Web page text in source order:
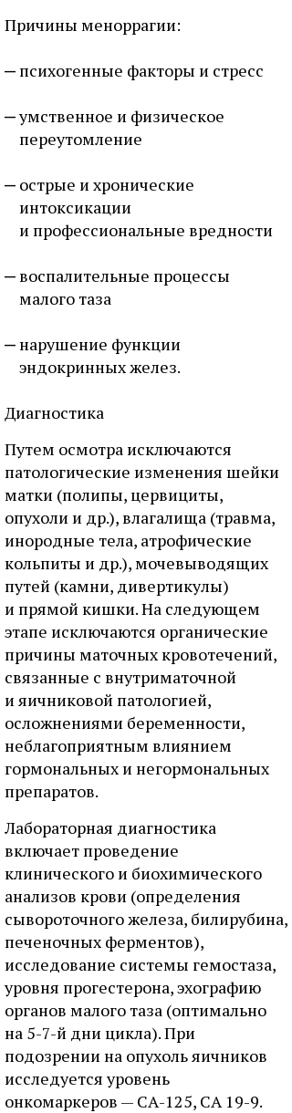
Причины меноррагии:
психогенные факторы и стресс
умственное и физическое
переутомление
острые и хронические
интоксикации
и профессиональные вредности
воспалительные процессы
малого таза
нарушение функции
эндокринных желез.
Диагностика
Путем осмотра исключаются
патологические изменения шейки
матки (полипы, цервициты,
опухоли и др.), влагалища (травма,
инородные тела, атрофические
кольпиты и др.), мочевыводящих
путей (камни, дивертикулы)
и прямой кишки. На следующем
этапе исключаются органические
причины маточных кровотечений,
связанные с внутриматочной
и яичниковой патологией,
осложнениями беременности,
неблагоприятным влиянием
гормональных и негормональных
препаратов.
Лабораторная диагностика
включает проведение
клинического и биохимического
анализов крови (определения
сывороточного железа, билирубина,
печеночных ферментов),
исследование системы гемостаза,
уровня прогестерона, эхографию
органов малого таза (оптимально
на 5-7-й дни цикла). При
подозрении на опухоль яичников
исследуется уровень
онкомаркеров — СА-125, СА 19-9.